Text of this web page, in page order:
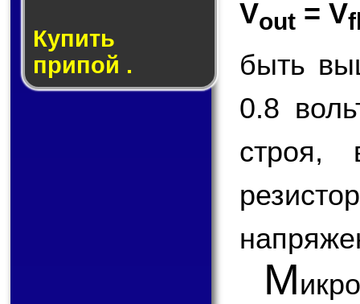
Купить
припой .
Vout = V
быть
0.8
строя,
М